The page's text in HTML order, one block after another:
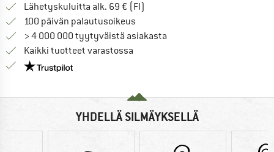
Lähetyskuluitta alk. 69 € (FI)
100 päivän palautusoikeus
> 4 000 000 tyytyväistä asiakasta
Kaikki tuotteet varastossa
Meillä on Trustpilot -sertifiointi - lue lisää tästä!
YHDELLÄ SILMÄYKSELLÄ